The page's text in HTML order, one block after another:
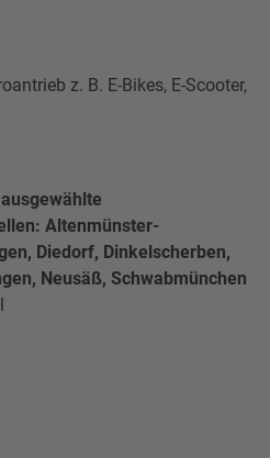
z. B. E-Bikes, E-Scooter,
Altenmünster-
Diedorf, Dinkelscherben,
Neusäß, Schwabmünchen